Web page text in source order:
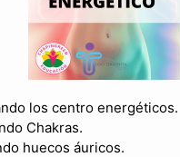
los centro energéticos.
Chakras.
huecos áuricos.